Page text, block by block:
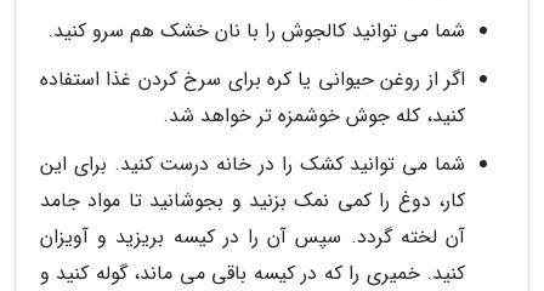
شما می توانید کالجوش را با نان خشک هم سرو کنید.
اگر از روغن حیوانی یا کره برای سرخ کردن غذا استفاده
کنید، کله جوش خوشمزه تر خواهد شد.
شما می توانید کشک را در خانه درست کنید. برای این
کار، دوغ را کمی نمک بزنید و بجوشانید تا مواد جامد
آن لخته گردد. سپس آن را در کیسه بریزید و آویزان
کنید. خمیری را که در کیسه باقی می ماند، گوله کنید و